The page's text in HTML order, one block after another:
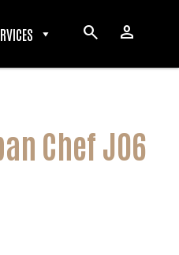
search person
Chef J06